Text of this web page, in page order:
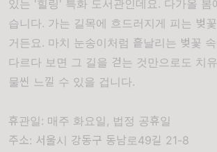
있는 '힐링' 특화 도서관인데요. 다가올 봄
습니다. 가는 길목에 흐드러지게 피는 벚
거든요. 마치 눈송이처럼 흩날리는 벚꽃
다르다 보면 그 길을 걷는 것만으로도 치
물씬 느낄 수 있을 겁니다.
휴관일: 매주 화요일, 법정 공휴일
주소: 서울시 강동구 동남로49길 21-8